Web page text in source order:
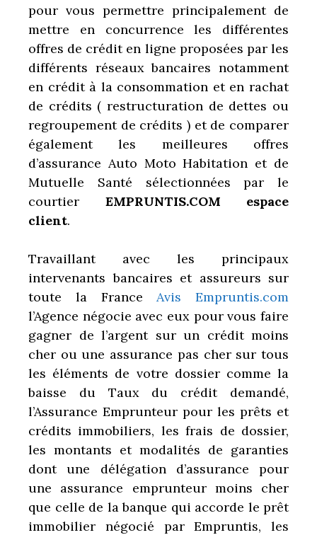
pour vous permettre principalement de
mettre en concurrence les différentes
offres de crédit en ligne proposées par les
différents réseaux bancaires notamment
en crédit à la consommation et en rachat
de crédits ( restructuration de dettes ou
regroupement de crédits ) et de comparer
également les meilleures offres
d’assurance Auto Moto Habitation et de
Mutuelle Santé sélectionnées par le
courtier EMPRUNTIS.COM espace
client.
Travaillant avec les principaux
intervenants bancaires et assureurs sur
toute la France Avis Empruntis.com
l’Agence négocie avec eux pour vous faire
gagner de l’argent sur un crédit moins
cher ou une assurance pas cher sur tous
les éléments de votre dossier comme la
baisse du Taux du crédit demandé,
l’Assurance Emprunteur pour les prêts et
crédits immobiliers, les frais de dossier,
les montants et modalités de garanties
dont une délégation d’assurance pour
une assurance emprunteur moins cher
que celle de la banque qui accorde le prêt
immobilier négocié par Empruntis, les